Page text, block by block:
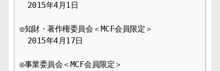
2015年4月1日
◎知財・著作権委員会＜MCF会員限定＞
2015年4月17日
◎事業委員会＜MCF会員限定＞